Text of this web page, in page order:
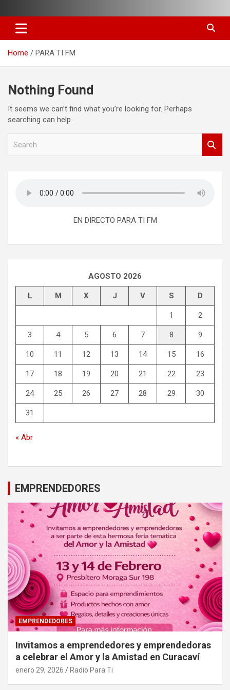
to
content
Home PARA TI FM
Nothing Found
It seems we can’t find what you’re looking for. Perhaps
searching can help.
EN DIRECTO PARA TI FM
AGOSTO 2026
L M X J V S D
1 2
3 4 5 6 7 8 9
10 11 12 13 14 15 16
17 18 19 20 21 22 23
24 25 26 27 28 29 30
31
« Abr
EMPRENDEDORES
EMPRENDEDORES
Invitamos a emprendedores y emprendedoras
a celebrar el Amor y la Amistad en Curacaví
enero 29, 2026 Radio Para Ti